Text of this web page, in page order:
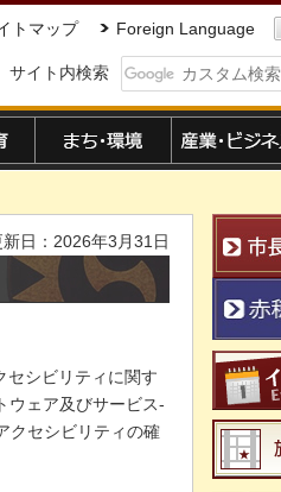
トマップ Foreign Language
サイト内検索
新日：2026年3月31日
セシビリティに関す
ウェア及びサービス-
クセシビリティの確